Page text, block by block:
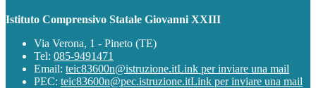
Istituto Comprensivo Statale Giovanni XXIII
Via Verona, 1 - Pineto (TE)
Tel: 085-9491471
Email: teic83600n@istruzione.itLink per inviare una mail
PEC: teic83600n@pec.istruzione.itLink per inviare una mail